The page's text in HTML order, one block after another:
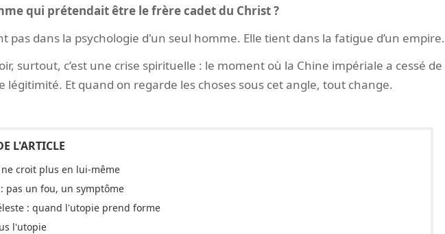
qui prétendait être le frère cadet du Christ ?
pas dans la psychologie d'un seul homme. Elle tient dans la fatigue d’un empire.
surtout, c’est une crise spirituelle : le moment où la Chine impériale a cessé de
légitimité. Et quand on regarde les choses sous cet angle, tout change.
croit plus en lui-même
pas un fou, un symptôme
: quand l'utopie prend forme
l'utopie